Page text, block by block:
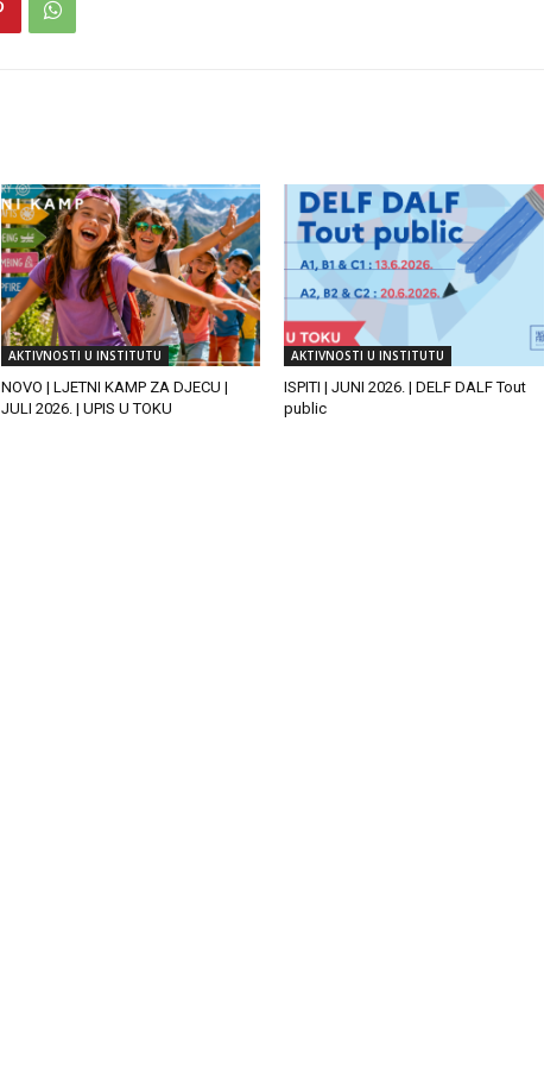
AKTIVNOSTI U INSTITUTU
NOVO | LJETNI KAMP ZA DJECU |
JULI 2026. | UPIS U TOKU
AKTIVNOSTI U INSTITUTU
ISPITI | JUNI 2026. | DELF DALF Tout
public